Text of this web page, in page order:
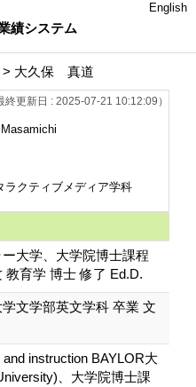
績システム
English
> 大久保 真道
終更新日 : 2025-07-21 10:12:09）
ラクティブメディア学科
大学、大学院博士課程
教育学 博士 修了 Ed.D.
文学部英文学科 卒業 文
instruction BAYLOR大
、大学院博士課